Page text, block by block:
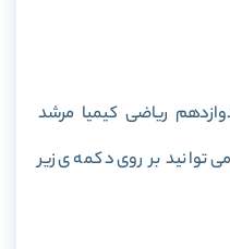
ریاضی کیمیا مرشد
توانید بر روی دکمه ی زیر